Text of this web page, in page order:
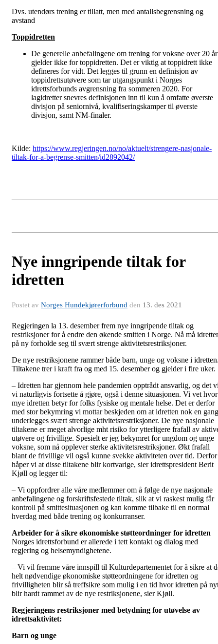
Dvs. utendørs trening er tillatt, men med antallsbegrensning og
avstand
Toppidretten
De generelle anbefalingene om trening for voksne over 20 år
gjelder ikke for toppidretten. Det er viktig at toppidrett ikke
defineres for vidt. Det legges til grunn en definisjon av
toppidrettsutøvere som tar utgangspunkt i Norges
idrettsforbunds avgrensning fra sommeren 2020. For
lagidretter snevres definisjonen inn til kun å omfatte øverste
divisjon på seniornivå, kvalifiseringskamper til øverste
divisjon, samt NM-finaler.
Kilde: https://www.regjeringen.no/no/aktuelt/strengere-nasjonale-
tiltak-for-a-begrense-smitten/id2892042/
Nye inngripende tiltak for
idretten
Postet av Norges Hundekjørerforbund den 13. des 2021
Regjeringen la 13. desember frem nye inngripende tiltak og
restriksjoner for å endre den økende smitten i Norge. Nå må
på ny forholde seg til svært strenge aktivitetsrestriksjoner.
De nye restriksjonene rammer både barn, unge og voksne i
Tiltakene trer i kraft fra og med 15. desember og gjelder i fire uker.
– Idretten har gjennom hele pandemien opptrådt ansvarlig, og det
vi naturligvis fortsette å gjøre, også i denne situasjonen. Vi vet hvor
mye idretten betyr for folks fysiske og mentale helse. Det er derfor
med stor bekymring vi mottar beskjeden om at idretten nok en gang
underlegges svært strenge aktivitetsrestriksjoner. De nye nasjonale
tiltakene er meget alvorlige mht risiko for ytterligere frafall av
utøvere og frivillige. Spesielt er jeg bekymret for ungdom og unge
voksne, som nå opplever sterke aktivitetsrestriksjoner. Økt frafall
blant de frivillige vil også kunne svekke aktiviteten over tid. Derfor
håper vi at disse tiltakene blir kortvarige, sier idrettspresident Berit
Kjøll og legger til:
– Vi oppfordrer alle våre medlemmer om å følge de nye nasjonale
anbefalingene og forskriftsfestede tiltak, slik at vi raskest mulig får
kontroll på smittesituasjonen og kan komme tilbake til en normal
hverdag med både trening og konkurranser.
Arbeider for å sikre økonomiske støtteordninger for idretten
Norges idrettsforbund er allerede i tett kontakt og dialog med
regjering og helsemyndighetene.
– Vi vil fremme våre innspill til Kulturdepartementet for å sikre at
helt nødvendige økonomiske støtteordningene for idretten og
frivilligheten blir så treffsikre som mulig i en tid hvor idretten på
blir hardt rammet av de nye restriksjonene, sier Kjøll.
Regjeringens restriksjoner med betydning for utøvelse av
idrettsaktivitet:
Barn og unge